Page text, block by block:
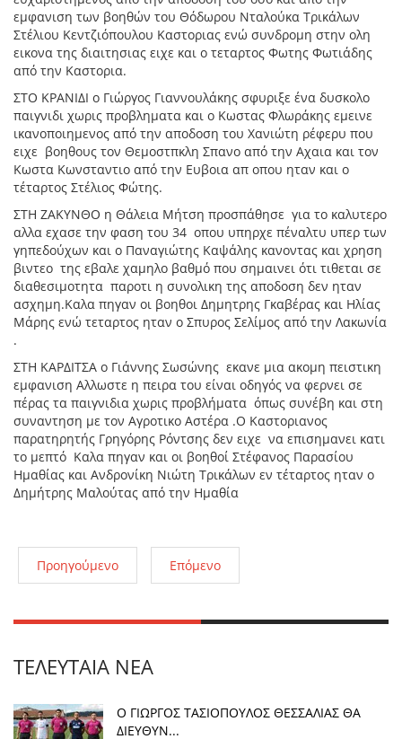
εμφανιση των βοηθών του Θόδωρου Νταλούκα Τρικάλων
Στέλιου Κεντζιόπουλου Καστοριας ενώ συνδρομη στην ολη
εικονα της διαιτησιας ειχε και ο τεταρτος Φωτης Φωτιάδης
από την Καστορια.
ΣΤΟ ΚΡΑΝΙΔΙ ο Γιώργος Γιαννουλάκης σφυριξε ένα δυσκολο
παιγνιδι χωρις προβληματα και ο Κωστας Φλωράκης εμεινε
ικανοποιημενος από την αποδοση του Χανιώτη ρέφερυ που
ειχε βοηθους τον Θεμοστπκλη Σπανο από την Αχαια και τον
Κωστα Κωνσταντιο από την Ευβοια απ οπου ηταν και ο
τέταρτος Στέλιος Φώτης.
ΣΤΗ ΖΑΚΥΝΘΟ η Θάλεια Μήτση προσπάθησε για το καλυτερο
αλλα εχασε την φαση του 34 οπου υπηρχε πέναλτυ υπερ των
γηπεδούχων και ο Παναγιώτης Καψάλης κανοντας και χρηση
βιντεο της εβαλε χαμηλο βαθμό που σημαινει ότι τιθεται σε
διαθεσιμοτητα παροτι η συνολικη της αποδοση δεν ηταν
ασχημη.Καλα πηγαν οι βοηθοι Δημητρης Γκαβέρας και Ηλίας
Μάρης ενώ τεταρτος ηταν ο Σπυρος Σελίμος από την Λακωνία
.
ΣΤΗ ΚΑΡΔΙΤΣΑ ο Γιάννης Σωσώνης εκανε μια ακομη πειστικη
εμφανιση Αλλωστε η πειρα του είναι οδηγός να φερνει σε
πέρας τα παιγνιδια χωρις προβλήματα όπως συνέβη και στη
συναντηση με τον Αγροτικο Αστέρα .Ο Καστοριανος
παρατηρητής Γρηγόρης Ρόντσης δεν ειχε να επισημανει κατι
το μεπτό Καλα πηγαν και οι βοηθοί Στέφανος Παρασίου
Ημαθίας και Ανδρονίκη Νιώτη Τρικάλων εν τέταρτος ηταν ο
Δημήτρης Μαλούτας από την Ημαθία
Προηγούμενο Επόμενο
ΤΕΛΕΥΤΑΊΑ ΝΈΑ
Ο ΓΙΩΡΓΟΣ ΤΑΣΙΟΠΟΥΛΟΣ ΘΕΣΣΑΛΙΑΣ ΘΑ
ΔΙΕΥΘΥΝ...